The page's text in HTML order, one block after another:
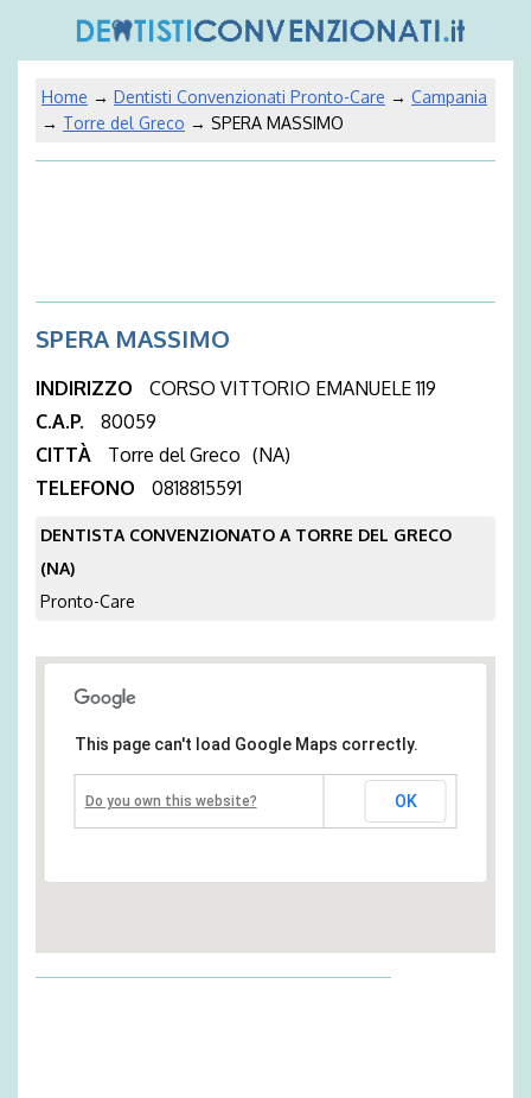
Home → Dentisti Convenzionati Pronto-Care → Campania
→ Torre del Greco → SPERA MASSIMO
SPERA MASSIMO
INDIRIZZO
CORSO VITTORIO EMANUELE 119
C.A.P.
80059
CITTÀ
Torre del Greco (NA)
TELEFONO
0818815591
DENTISTA CONVENZIONATO A TORRE DEL GRECO
(NA)
Pronto-Care
This page can't load Google Maps correctly.
Do you own this website? OK